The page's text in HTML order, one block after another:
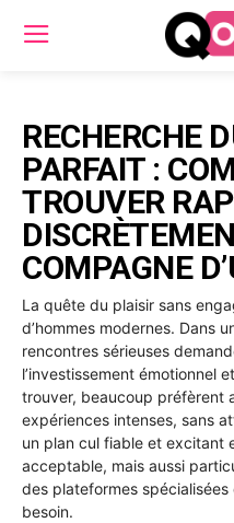
RECHERCHE
PARFAIT :
TROUVER
COMPAGNE
La quête du plaisir sans
d’hommes modernes. Dans
rencontres sérieuses
l’investissement émotionnel
trouver, beaucoup préfèrent
expériences intenses, sans
un plan cul fiable et excitant
acceptable, mais aussi
des plateformes
besoin.